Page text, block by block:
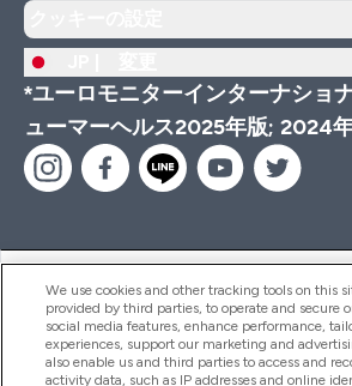
*ユーロモニターインターナショ
ューマーヘルス2025年版; 2024
ヘルプ＆ガイド
商品について
We use cookies and other tracking tools on this
provided by third parties, to operate and secure
social media features, enhance performance,
experiences, support our marketing and
also enable us and third parties to access and
activity data, such as IP addresses and online